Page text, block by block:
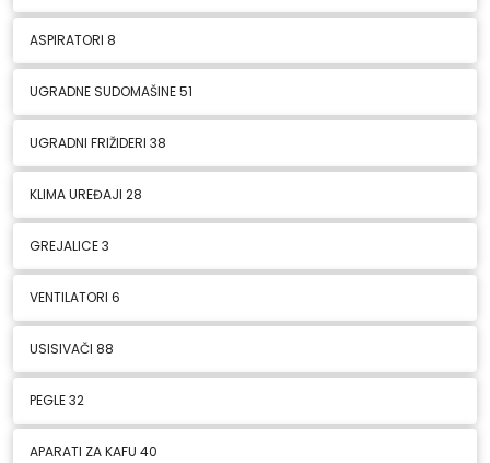
ASPIRATORI 8
UGRADNE SUDOMAŠINE51
UGRADNI FRIŽIDERI 38
KLIMA UREĐAJI 28
GREJALICE3
VENTILATORI 6
USISIVAČI 88
PEGLE32
APARATI ZA KAFU 40